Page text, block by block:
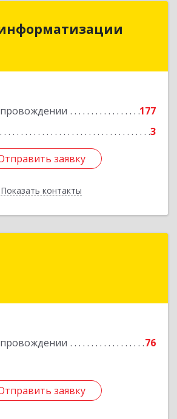
177
3
заявку
Показать контакты
информатизации
обл, Волгодонск г, Маршала
заявку
Назад
76
заявку
область, Тацинский район,
заявку